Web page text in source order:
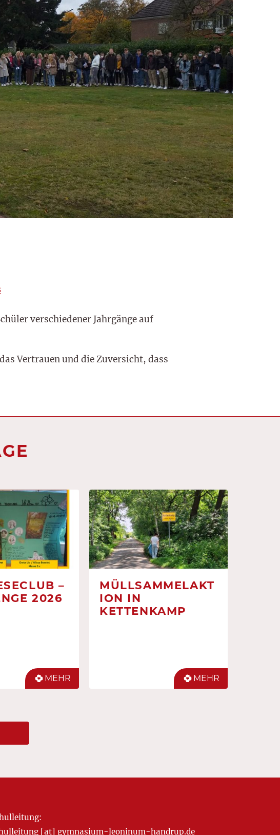
verschiedener Jahrgänge auf
Vertrauen und die Zuversicht, dass
–
2026
MEHR
MÜLLSAMMELAKT
ION IN
KETTENKAMP
MEHR
[at] gymnasium-leoninum-handrup.de